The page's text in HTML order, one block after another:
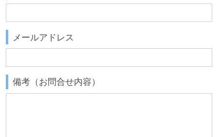
メールアドレス
備考（お問合せ内容）